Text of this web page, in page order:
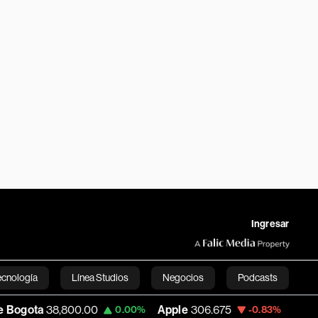
Ingresar
Línea Studios Negocios Podcasts
English
0.00% Apple 306.675 -0.83% USD COP 3,177.96